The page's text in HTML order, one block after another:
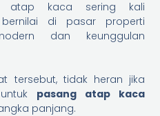
atap kaca sering kali
di pasar properti
dan keunggulan
tersebut, tidak heran jika
pasang atap kaca
panjang.